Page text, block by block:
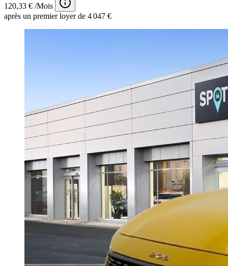
120,33 € /Mois
après un premier loyer de 4 047 €